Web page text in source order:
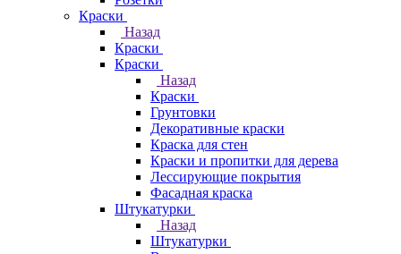
Краски
Назад
Краски
Краски
Назад
Краски
Грунтовки
Декоративные краски
Краска для стен
Краски и пропитки для дерева
Лессирующие покрытия
Фасадная краска
Штукатурки
Назад
Штукатурки